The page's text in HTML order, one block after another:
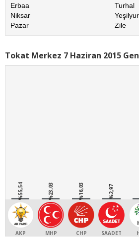
Erbaa
Niksar
Pazar
Turhal
Zile
Tokat Merkez 7 Haziran 2015
%55,54
AKP
%23,03
MHP
%16,03
CHP
%2,97
SAADET